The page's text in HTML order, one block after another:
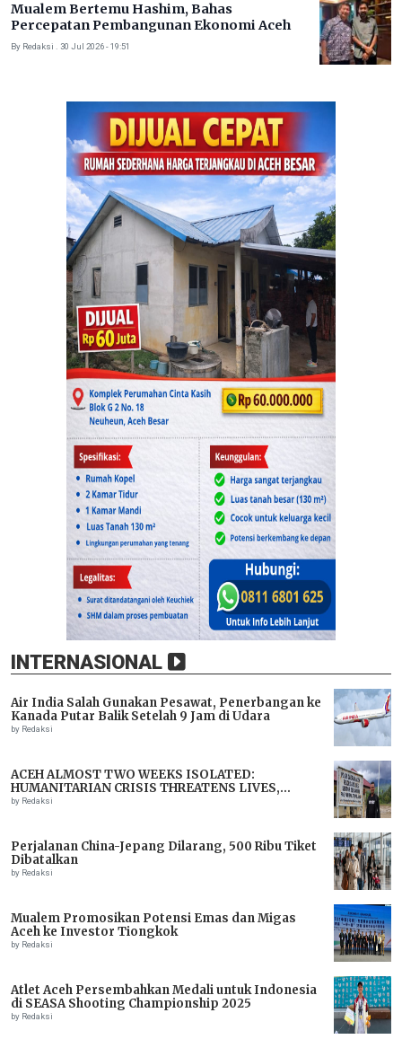
Mualem Bertemu Hashim, Bahas
Percepatan Pembangunan Ekonomi Aceh
By Redaksi . 30 Jul 2026 - 19:51
INTERNASIONAL
Air India Salah Gunakan Pesawat, Penerbangan ke
Kanada Putar Balik Setelah 9 Jam di Udara
by Redaksi
ACEH ALMOST TWO WEEKS ISOLATED:
HUMANITARIAN CRISIS THREATENS LIVES,
IMMEDIATE ASSISTANCE URGENTLY NEEDED
by Redaksi
Perjalanan China-Jepang Dilarang, 500 Ribu Tiket
Dibatalkan
by Redaksi
Mualem Promosikan Potensi Emas dan Migas
Aceh ke Investor Tiongkok
by Redaksi
Atlet Aceh Persembahkan Medali untuk Indonesia
di SEASA Shooting Championship 2025
by Redaksi